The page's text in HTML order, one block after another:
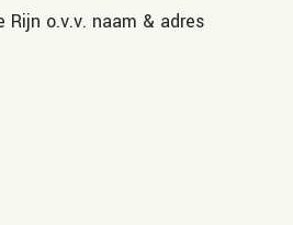
Rijn o.v.v. naam & adres